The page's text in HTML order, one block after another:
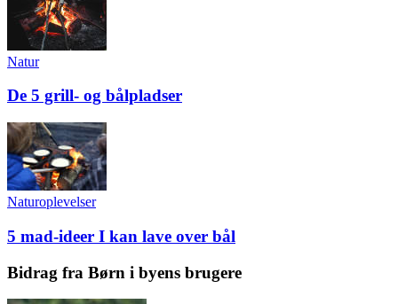
Natur
De 5 grill- og bålpladser
Naturoplevelser
5 mad-ideer I kan lave over bål
Bidrag fra Børn i byens brugere